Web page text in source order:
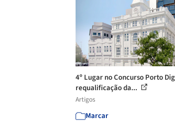
4º Lugar no Concurso Porto
requalificação da...
Artigos
Marcar